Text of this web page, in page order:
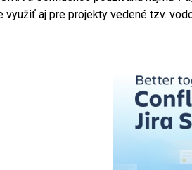
využiť aj pre projekty vedené tzv.